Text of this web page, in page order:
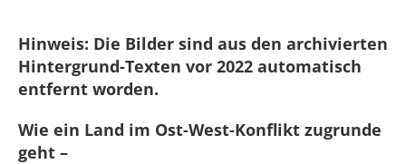
Hinweis: Die Bilder sind aus den archivierten
Hintergrund-Texten vor 2022 automatisch
entfernt worden.
Wie ein Land im Ost-West-Konflikt zugrunde
geht –